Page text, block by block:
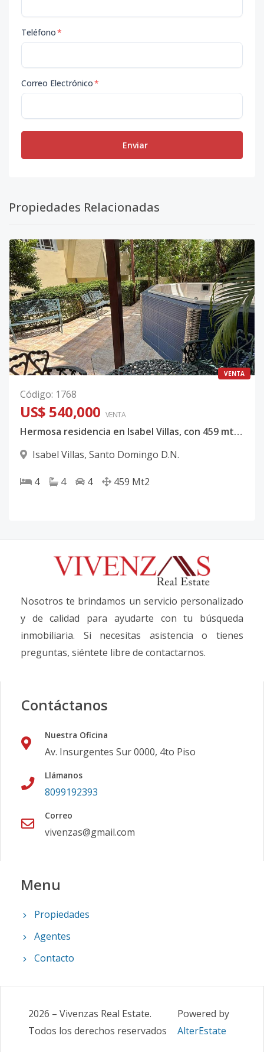
Teléfono*
Correo Electrónico*
Enviar
Propiedades Relacionadas
VENTA
Código: 1768
US$ 540,000 VENTA
Hermosa residencia en Isabel Villas, con 459 mts² de construcción
Isabel Villas, Santo Domingo D.N.
4 4 4 459 Mt2
Nosotros te brindamos un servicio personalizado
y de calidad para ayudarte con tu búsqueda
inmobiliaria. Si necesitas asistencia o tienes
preguntas, siéntete libre de contactarnos.
Contáctanos
Nuestra Oficina
Av. Insurgentes Sur 0000, 4to Piso
Llámanos
8099192393
Correo
vivenzas@gmail.com
Menu
Propiedades
Agentes
Contacto
2026 – Vivenzas Real Estate.
Todos los derechos reservados
Powered by
AlterEstate